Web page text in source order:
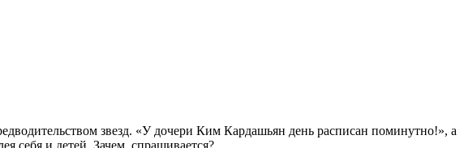
звезд. «У дочери Ким Кардашьян день расписан поминутно!», а
себя и детей. Зачем, спрашивается?